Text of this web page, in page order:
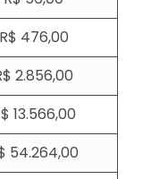
R$ 476,00
2.856,00
13.566,00
54.264,00